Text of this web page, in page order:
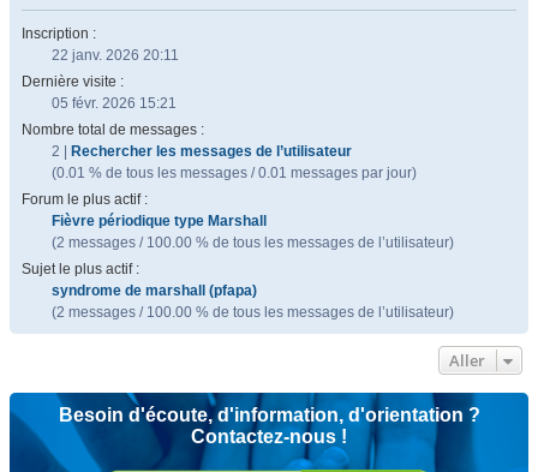
Inscription :
22 janv. 2026 20:11
Dernière visite :
05 févr. 2026 15:21
Nombre total de messages :
2 |
Rechercher les messages de l’utilisateur
(0.01 % de tous les messages / 0.01 messages par jour)
Forum le plus actif :
Fièvre périodique type Marshall
(2 messages / 100.00 % de tous les messages de l’utilisateur)
Sujet le plus actif :
syndrome de marshall (pfapa)
(2 messages / 100.00 % de tous les messages de l’utilisateur)
Aller
Besoin d'écoute, d'information, d'orientation ?
Contactez-nous !